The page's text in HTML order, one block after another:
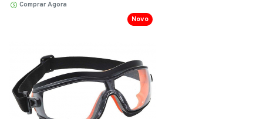
Comprar Agora
Novo